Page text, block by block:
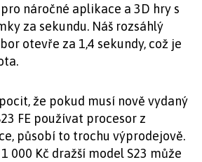
náročné aplikace a 3D hry s
za sekundu. Náš rozsáhlý
otevře za 1,4 sekundy, což je
že pokud musí nově vydaný
FE používat procesor z
působí to trochu výprodejově.
000 Kč dražší model S23 může